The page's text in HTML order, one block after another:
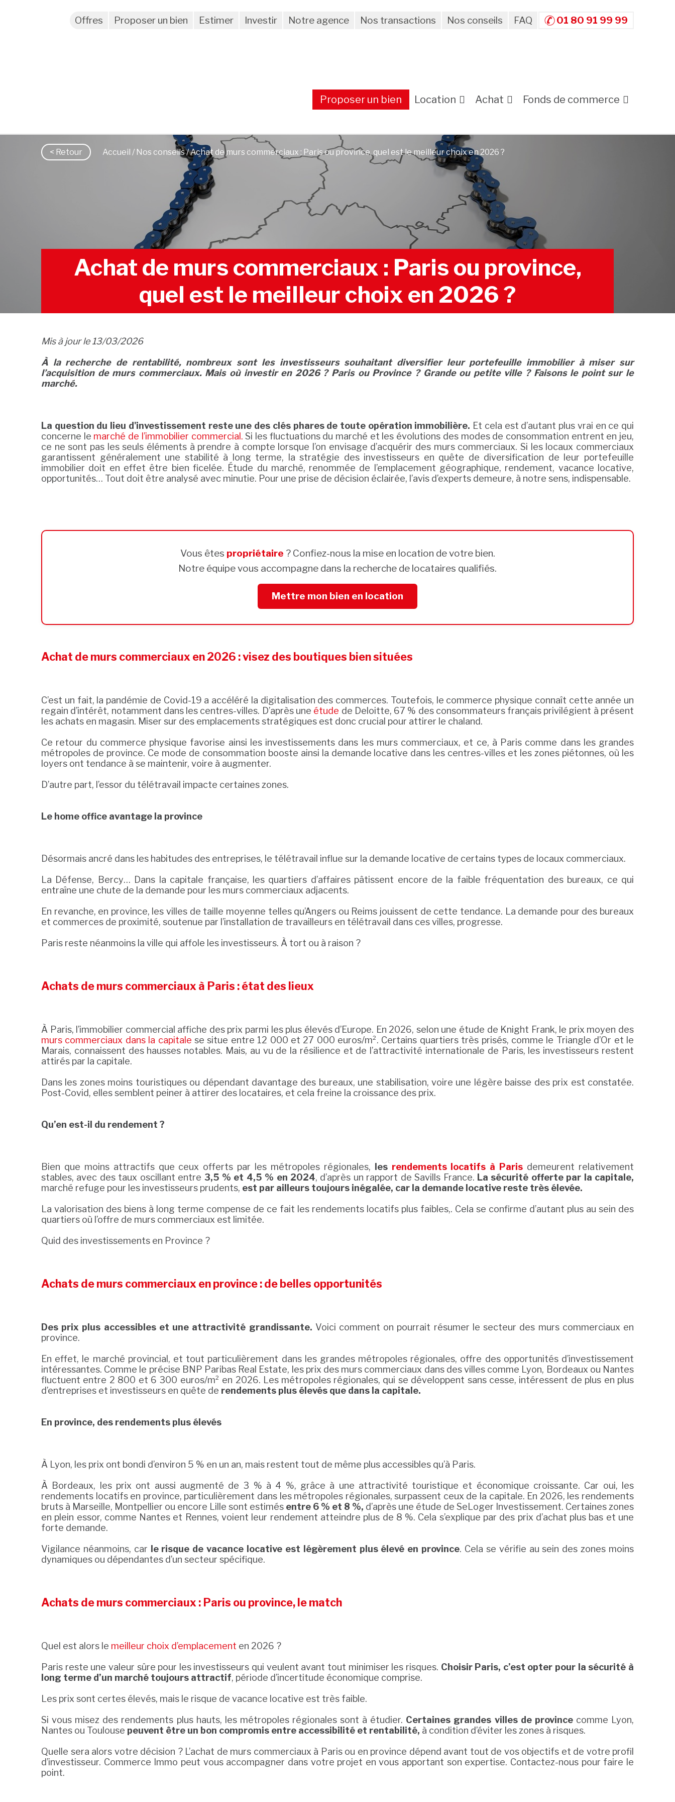
Offres Proposer un bien Estimer Investir Notre agence Nos transactions Nos conseils FAQ 01 80 91 99 99
Proposer un bien Location Achat Fonds de commerce
< Retour Accueil / Nos conseils/ Achat de murs commerciaux : Paris ou province, quel est le meilleur choix en 2026 ?
Achat de murs commerciaux : Paris ou province,
quel est le meilleur choix en 2026 ?
Mis à jour le 13/03/2026
À la recherche de rentabilité, nombreux sont les investisseurs souhaitant diversifier leur portefeuille immobilier à miser sur
l’acquisition de murs commerciaux. Mais où investir en 2026 ? Paris ou Province ? Grande ou petite ville ? Faisons le point sur le
marché.
La question du lieu d'investissement reste une des clés phares de toute opération immobilière. Et cela est d’autant plus vrai en ce qui
concerne le marché de l’immobilier commercial. Si les fluctuations du marché et les évolutions des modes de consommation entrent en jeu,
ce ne sont pas les seuls éléments à prendre à compte lorsque l’on envisage d’acquérir des murs commerciaux. Si les locaux commerciaux
garantissent généralement une stabilité à long terme, la stratégie des investisseurs en quête de diversification de leur portefeuille
immobilier doit en effet être bien ficelée. Étude du marché, renommée de l’emplacement géographique, rendement, vacance locative,
opportunités… Tout doit être analysé avec minutie. Pour une prise de décision éclairée, l’avis d’experts demeure, à notre sens, indispensable.
Vous êtes propriétaire ? Confiez-nous la mise en location de votre bien.
Notre équipe vous accompagne dans la recherche de locataires qualifiés.
Mettre mon bien en location
Achat de murs commerciaux en 2026 : visez des boutiques bien situées
C’est un fait, la pandémie de Covid-19 a accéléré la digitalisation des commerces. Toutefois, le commerce physique connaît cette année un
regain d’intérêt, notamment dans les centres-villes. D’après une étude de Deloitte, 67 % des consommateurs français privilégient à présent
les achats en magasin. Miser sur des emplacements stratégiques est donc crucial pour attirer le chaland.
Ce retour du commerce physique favorise ainsi les investissements dans les murs commerciaux, et ce, à Paris comme dans les grandes
métropoles de province. Ce mode de consommation booste ainsi la demande locative dans les centres-villes et les zones piétonnes, où les
loyers ont tendance à se maintenir, voire à augmenter.
D’autre part, l’essor du télétravail impacte certaines zones.
Le home office avantage la province
Désormais ancré dans les habitudes des entreprises, le télétravail influe sur la demande locative de certains types de locaux commerciaux.
La Défense, Bercy… Dans la capitale française, les quartiers d’affaires pâtissent encore de la faible fréquentation des bureaux, ce qui
entraîne une chute de la demande pour les murs commerciaux adjacents.
En revanche, en province, les villes de taille moyenne telles qu’Angers ou Reims jouissent de cette tendance. La demande pour des bureaux
et commerces de proximité, soutenue par l’installation de travailleurs en télétravail dans ces villes, progresse.
Paris reste néanmoins la ville qui affole les investisseurs. À tort ou à raison ?
Achats de murs commerciaux à Paris : état des lieux
À Paris, l’immobilier commercial affiche des prix parmi les plus élevés d’Europe. En 2026, selon une étude de Knight Frank, le prix moyen des
murs commerciaux dans la capitale se situe entre 12 000 et 27 000 euros/m². Certains quartiers très prisés, comme le Triangle d’Or et le
Marais, connaissent des hausses notables. Mais, au vu de la résilience et de l’attractivité internationale de Paris, les investisseurs restent
attirés par la capitale.
Dans les zones moins touristiques ou dépendant davantage des bureaux, une stabilisation, voire une légère baisse des prix est constatée.
Post-Covid, elles semblent peiner à attirer des locataires, et cela freine la croissance des prix.
Qu’en est-il du rendement ?
Bien que moins attractifs que ceux offerts par les métropoles régionales, les rendements locatifs à Paris demeurent relativement
stables, avec des taux oscillant entre 3,5 % et 4,5 % en 2024, d’après un rapport de Savills France. La sécurité offerte par la capitale,
marché refuge pour les investisseurs prudents, est par ailleurs toujours inégalée, car la demande locative reste très élevée.
La valorisation des biens à long terme compense de ce fait les rendements locatifs plus faibles,. Cela se confirme d’autant plus au sein des
quartiers où l’offre de murs commerciaux est limitée.
Quid des investissements en Province ?
Achats de murs commerciaux en province : de belles opportunités
Des prix plus accessibles et une attractivité grandissante. Voici comment on pourrait résumer le secteur des murs commerciaux en
province.
En effet, le marché provincial, et tout particulièrement dans les grandes métropoles régionales, offre des opportunités d’investissement
intéressantes. Comme le précise BNP Paribas Real Estate, les prix des murs commerciaux dans des villes comme Lyon, Bordeaux ou Nantes
fluctuent entre 2 800 et 6 300 euros/m² en 2026. Les métropoles régionales, qui se développent sans cesse, intéressent de plus en plus
d’entreprises et investisseurs en quête de rendements plus élevés que dans la capitale.
En province, des rendements plus élevés
À Lyon, les prix ont bondi d’environ 5 % en un an, mais restent tout de même plus accessibles qu’à Paris.
À Bordeaux, les prix ont aussi augmenté de 3 % à 4 %, grâce à une attractivité touristique et économique croissante. Car oui, les
rendements locatifs en province, particulièrement dans les métropoles régionales, surpassent ceux de la capitale. En 2026, les rendements
bruts à Marseille, Montpellier ou encore Lille sont estimés entre 6 % et 8 %, d’après une étude de SeLoger Investissement. Certaines zones
en plein essor, comme Nantes et Rennes, voient leur rendement atteindre plus de 8 %. Cela s’explique par des prix d’achat plus bas et une
forte demande.
Vigilance néanmoins, car
le risque de vacance locative est légèrement plus élevé en province. Cela se vérifie au sein des zones moins
dynamiques ou dépendantes d’un secteur spécifique.
Achats de murs commerciaux : Paris ou province, le match
Quel est alors le meilleur choix d’emplacement en 2026 ?
Paris reste une valeur sûre pour les investisseurs qui veulent avant tout minimiser les risques. Choisir Paris, c’est opter pour la sécurité à
long terme d’un marché toujours attractif, période d’incertitude économique comprise.
Les prix sont certes élevés, mais le risque de vacance locative est très faible.
Si vous misez des rendements plus hauts, les métropoles régionales sont à étudier. Certaines grandes villes de provincecomme Lyon,
Nantes ou Toulouse peuvent être un bon compromis entre accessibilité et rentabilité, à condition d’éviter les zones à risques.
Quelle sera alors votre décision ? L’achat de murs commerciaux à Paris ou en province dépend avant tout de vos objectifs et de votre profil
d’investisseur. Commerce Immo peut vous accompagner dans votre projet en vous apportant son expertise. Contactez-nous pour faire le
point.